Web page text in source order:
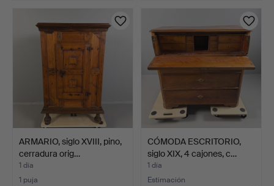
ARMARIO, siglo XVIII, pino,
cerradura orig…
1 día
1 puja
CÓMODA ESCRITORIO,
siglo XIX, 4 cajones, c…
1 día
Estimación